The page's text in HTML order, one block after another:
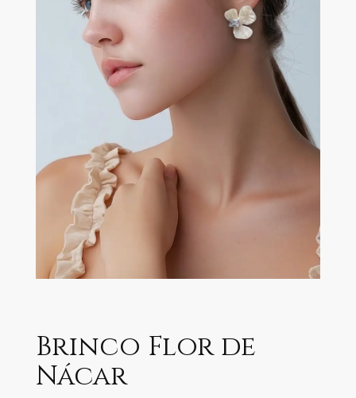
Brinco Flor de
Nácar